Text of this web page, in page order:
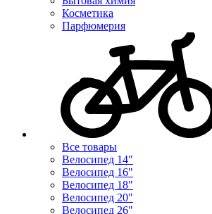
Косметика
Парфюмерия
Все товары
Велосипед 14"
Велосипед 16"
Велосипед 18"
Велосипед 20"
Велосипед 26"